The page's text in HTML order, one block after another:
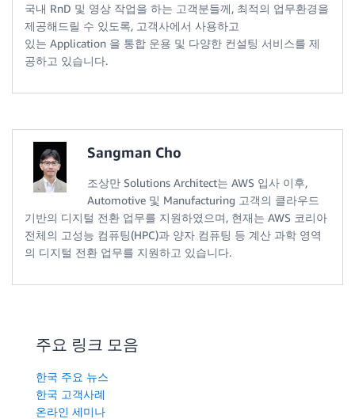
국내 RnD 및 영상 작업을 하는 고객분들께, 최적의 업무환경을
제공해드릴 수 있도록, 고객사에서 사용하고
있는 Application 을 통합 운용 및 다양한 컨설팅 서비스를 제
공하고 있습니다.
Sangman Cho
조상만 Solutions Architect는 AWS 입사 이후,
Automotive 및 Manufacturing 고객의 클라우드
기반의 디지털 전환 업무를 지원하였으며, 현재는 AWS 코리아
전체의 고성능 컴퓨팅(HPC)과 양자 컴퓨팅 등 계산 과학 영역
의 디지털 전환 업무를 지원하고 있습니다.
주요 링크 모음
한국 주요 뉴스
한국 고객사례
온라인 세미나